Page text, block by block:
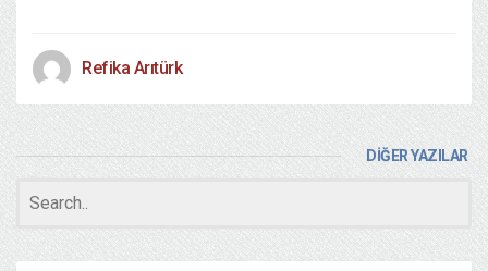
Refika Arıtürk
DİĞER YAZILAR